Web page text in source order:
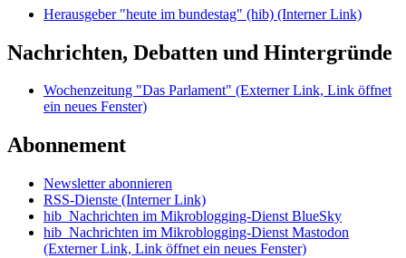
Herausgeber "heute im bundestag" (hib) (Interner Link)
Nachrichten, Debatten und Hintergründe
Wochenzeitung "Das Parlament" (Externer Link, Link öffnet
ein neues Fenster)
Abonnement
Newsletter abonnieren
RSS-Dienste (Interner Link)
hib_Nachrichten im Mikroblogging-Dienst BlueSky
hib_Nachrichten im Mikroblogging-Dienst Mastodon
(Externer Link, Link öffnet ein neues Fenster)